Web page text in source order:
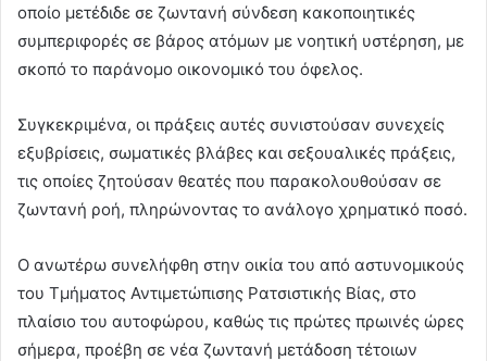
οποίο μετέδιδε σε ζωντανή σύνδεση κακοποιητικές
συμπεριφορές σε βάρος ατόμων με νοητική υστέρηση, με
σκοπό το παράνομο οικονομικό του όφελος.
Συγκεκριμένα, οι πράξεις αυτές συνιστούσαν συνεχείς
εξυβρίσεις, σωματικές βλάβες και σεξουαλικές πράξεις,
τις οποίες ζητούσαν θεατές που παρακολουθούσαν σε
ζωντανή ροή, πληρώνοντας το ανάλογο χρηματικό ποσό.
Ο ανωτέρω συνελήφθη στην οικία του από αστυνομικούς
του Τμήματος Αντιμετώπισης Ρατσιστικής Βίας, στο
πλαίσιο του αυτοφώρου, καθώς τις πρώτες πρωινές ώρες
σήμερα, προέβη σε νέα ζωντανή μετάδοση τέτοιων